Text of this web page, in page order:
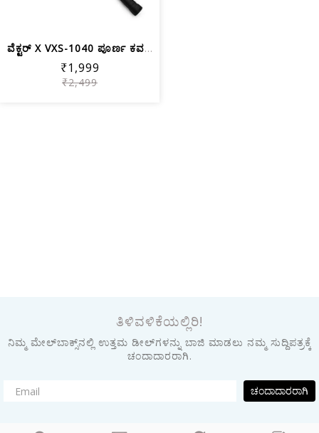
ವೆಕ್ಟರ್ X VXS-1040 ಪೂರ್ಣ ಕವರ್ ಕಾಂಪೋಸಿ...
₹1,999
₹2,499
ತಿಳಿವಳಿಕೆಯಲ್ಲಿರಿ!
ನಿಮ್ಮ ಮೇಲ್‌ಬಾಕ್ಸ್‌ನಲ್ಲಿ ಉತ್ತಮ ಡೀಲ್‌ಗಳನ್ನು ಬಾಜಿ ಮಾಡಲು ನಮ್ಮ ಸುದ್ದಿಪತ್ರಕ್ಕೆ
ಚಂದಾದಾರರಾಗಿ.
ಚಂದಾದಾರರಾಗಿ